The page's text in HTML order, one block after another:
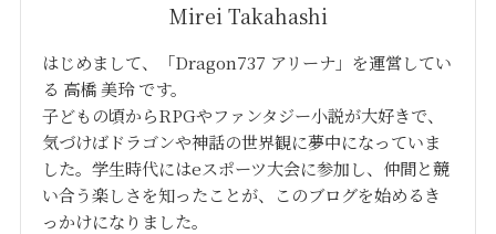
Mirei Takahashi
はじめまして、「Dragon737 アリーナ」を運営してい
る 高橋 美玲 です。
子どもの頃からRPGやファンタジー小説が大好きで、
気づけばドラゴンや神話の世界観に夢中になっていま
した。学生時代にはeスポーツ大会に参加し、仲間と競
い合う楽しさを知ったことが、このブログを始めるき
っかけになりました。